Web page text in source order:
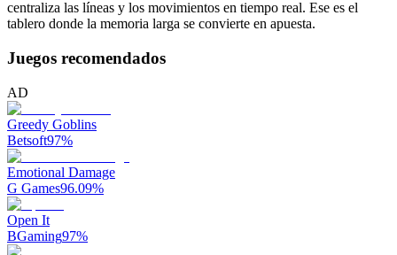
centraliza las líneas y los movimientos en tiempo real. Ese es el
tablero donde la memoria larga se convierte en apuesta.
Juegos recomendados
AD
Greedy Goblins
Betsoft97%
Emotional Damage
G Games96.09%
Open It
BGaming97%